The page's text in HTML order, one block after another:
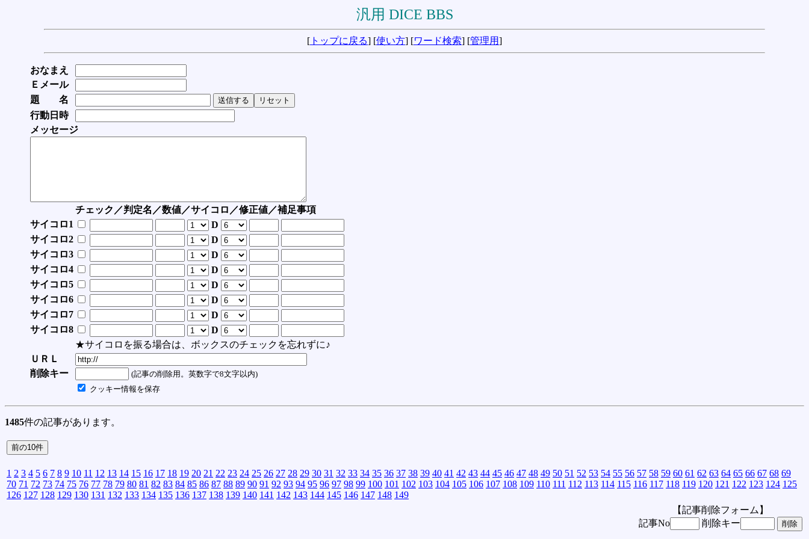
汎用 DICE BBS
[ トップに戻る] [使い方] [ワード検索] [管理用]
おなまえ
Ｅメール
題 名
行動日時
メッセージ
チェック／判定名／数値／サイコロ／修正値／補足事項
サイコロ1
D
サイコロ2
D
サイコロ3
D
サイコロ4
D
サイコロ5
D
サイコロ6
D
サイコロ7
D
サイコロ8
D
★サイコロを振る場合は、ボックスのチェックを忘れずに♪
ＵＲＬ
削除キー
(記事の削除用。英数字で8文字以内)
クッキー情報を保存
1485件の記事があります。
1 2 3 4 5 6 7 8 9 10 11 12 13 14 15 16 17 18 19 20 21 22 23 24 25 26 27 28 29 30 31 32 33 34 35 36 37 38 39 40 41 42 43 44 45 46 47 48 49 50 51 52 53 54 55 56 57 58 59 60 61 62 63 64 65 66 67 68 69
70 71 72 73 74 75 76 77 78 79 80 81 82 83 84 85 86 87 88 89 90 91 92 93 94 95 96 97 98 99 100 101 102 103 104 105 106 107 108 109 110 111 112 113 114 115 116 117 118 119 120 121 122 123 124 125
126 127 128 129 130 131 132 133 134 135 136 137 138 139 140 141 142 143 144 145 146 147 148 149
【記事削除フォーム】
記事No
削除キー